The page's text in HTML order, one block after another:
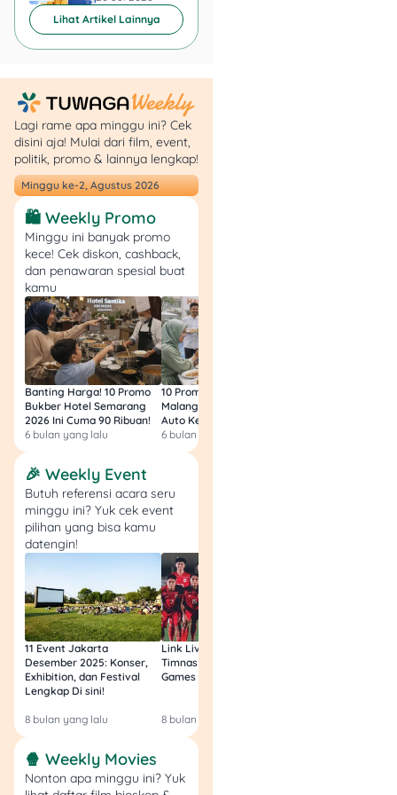
Kalau kamu lebih suka
ngobrol langsung:
Hubungi Call Center
PLN di 123
Minta bantuan untuk
registrasi migrasi ke
prabayar
Berikan data-data
yang diminta
petugas
Ikuti instruksi
selanjutnya dari
customer service
3. Datang Langsung ke
Kantor PLN
Buat yang old school atau
butuh konsultasi langsung:
Bawa semua
dokumen yang udah
disiapkan
Isi formulir
permohonan di
kantor PLN terdekat
Serahkan dokumen
Bayar token pertama
sesuai keinginan
Tunggu jadwal
kunjungan petugas
untuk ganti meteran
Timeline Proses
Penggantian
Proses penggantian
Lihat Artikel Lainnya
Lagi rame apa minggu ini? Cek
disini aja! Mulai dari film, event,
politik, promo & lainnya lengkap!
Minggu ke-2, Agustus 2026
🛍️ Weekly Promo
Minggu ini banyak promo
kece! Cek diskon, cashback,
dan penawaran spesial buat
kamu
Banting Harga! 10 Promo
Bukber Hotel Semarang
2026 Ini Cuma 90 Ribuan!
6 bulan yang lalu
10 Promo Bukber Hotel
Malang 2026: Start 75rb,
Auto Kenyang!
6 bulan yang lalu
🎉 Weekly Event
Butuh referensi acara seru
minggu ini? Yuk cek event
pilihan yang bisa kamu
datengin!
11 Event Jakarta
Desember 2025: Konser,
Exhibition, dan Festival
Lengkap Di sini!
8 bulan yang lalu
Link Live Streaming
Timnas vs Filipina SEA
Games Malam Ini, Gratis!
8 bulan yang lalu
🍿 Weekly Movies
Nonton apa minggu ini? Yuk